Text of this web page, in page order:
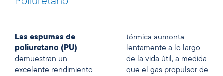
Las espumas de
poliuretano (PU)
demuestran un
excelente rendimiento
térmica aumenta
lentamente a lo largo
de la vida útil, a medida
que el gas propulsor de